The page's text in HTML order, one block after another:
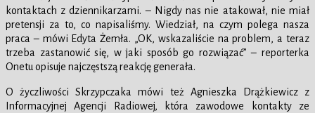
kontaktach z dziennikarzami. – Nigdy nas nie atakował, nie miał
pretensji za to, co napisaliśmy. Wiedział, na czym polega nasza
praca – mówi Edyta Żemła. „OK, wskazaliście na problem, a teraz
trzeba zastanowić się, w jaki sposób go rozwiązać” – reporterka
Onetu opisuje najczęstszą reakcję generała.
O życzliwości Skrzypczaka mówi też Agnieszka Drążkiewicz z
Informacyjnej Agencji Radiowej, która zawodowe kontakty ze